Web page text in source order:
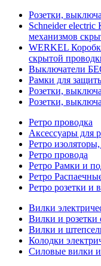
Розетки,
Schneider electric
механизмов
WERKEL
скрытой
Выключатели
Рамки для
Розетки,
Розетки,
Ретро проводка
Аксессуары для
Ретро
Ретро провода
Ретро Рамки и
Ретро
Ретро розетки и
Вилки
Вилки и розетки
Вилки и
Колодки
Силовые вилки и